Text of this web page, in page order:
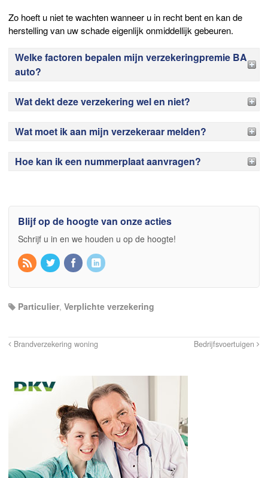
Zo hoeft u niet te wachten wanneer u in recht bent en kan de
herstelling van uw schade eigenlijk onmiddellijk gebeuren.
Welke factoren bepalen mijn verzekeringpremie BA
auto?
Wat dekt deze verzekering wel en niet?
Wat moet ik aan mijn verzekeraar melden?
Hoe kan ik een nummerplaat aanvragen?
Blijf op de hoogte van onze acties
Schrijf u in en we houden u op de hoogte!
Particulier, Verplichte verzekering
Brandverzekering woning Bedrijfsvoertuigen